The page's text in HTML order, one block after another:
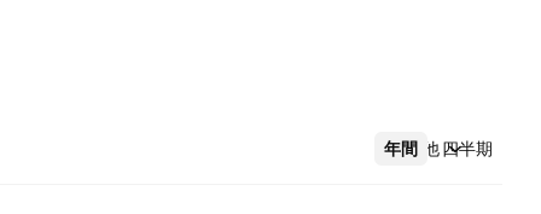
年間 四半期
その他